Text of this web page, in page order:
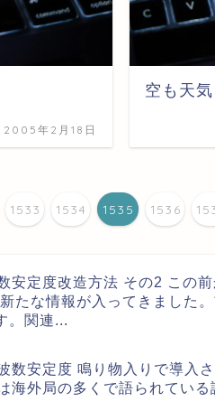
2005年2月18日
空も天気
1533 1534 1535 1536
安定度改造方法 その2 この
たな情報が入ってきました
。関連...
数安定度 鳴り物入りで導入
海外局の多くで語られてい